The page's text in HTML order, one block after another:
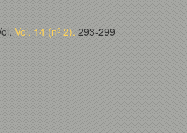
Vol. 14 (nº 2). 293-299